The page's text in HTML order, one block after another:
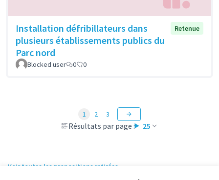
Installation défribillateurs dans
plusieurs établissements publics du
Parc nord
Retenue
Blocked user 0 0
Résultats par page : 25
1 2 3
Voir toutes les propositions retirées